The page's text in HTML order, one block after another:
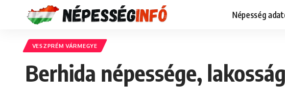
Népesség
VESZPRÉM VÁRMEGYE
Berhida népessége,